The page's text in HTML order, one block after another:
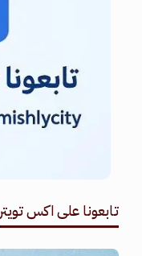
تابعونا على اكس تويتر